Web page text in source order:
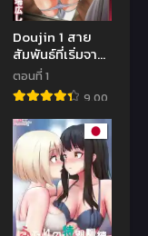
Doujin 1 สาย
สัมพันธ์ที่เริ่มจาก
งานโรงเรียน |
[Itaba Hiroshi]
Okasaretai
Kanojo 1
ตอนที่ 1
9.00